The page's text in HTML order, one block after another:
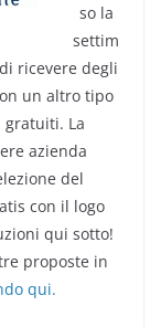
so la
settim
ricevere degli
un altro tipo
gratuiti. La
azienda
del
con il logo
qui sotto!
proposte in
qui.